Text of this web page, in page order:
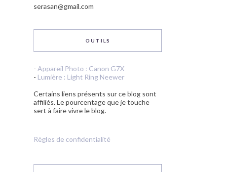
serasan@gmail.com
OUTILS
- Appareil Photo : Canon G7X
- Lumière : Light Ring Neewer
Certains liens présents sur ce blog sont
affiliés. Le pourcentage que je touche
sert à faire vivre le blog.
Règles de confidentialité